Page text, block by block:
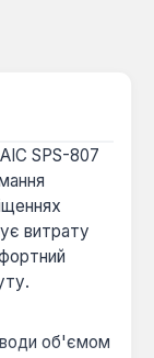
SPS-807
витрату
об'ємом